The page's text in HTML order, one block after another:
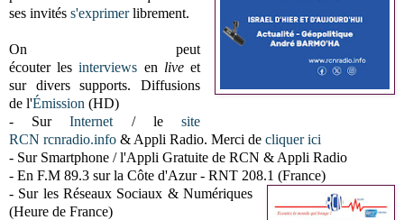
ses invités s'exprimerlibrement.
On peut
écouterlesinterviews en liveet
sur divers supports.Diffusions
de l'Émission (HD)
- SurInternet / lesite
RCN rcnradio.info & Appli Radio. Merci de cliquer ici
- Sur Smartphone / l'Appli Gratuite de RCN & Appli Radio
- En F.M 89.3 sur la Côte d'Azur - RNT 208.1 (France)
- Sur les Réseaux Sociaux & Numériques
(Heure de France)